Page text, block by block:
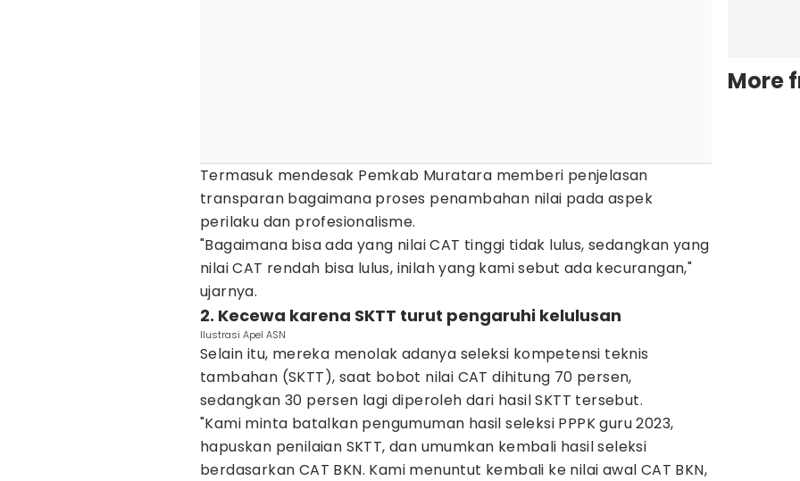
Termasuk mendesak Pemkab Muratara memberi penjelasan
transparan bagaimana proses penambahan nilai pada aspek
perilaku dan profesionalisme.
"Bagaimana bisa ada yang nilai CAT tinggi tidak lulus, sedangkan yang
nilai CAT rendah bisa lulus, inilah yang kami sebut ada kecurangan,"
ujarnya.
2. Kecewa karena SKTT turut pengaruhi kelulusan
Ilustrasi Apel ASN
Selain itu, mereka menolak adanya seleksi kompetensi teknis
tambahan (SKTT), saat bobot nilai CAT dihitung 70 persen,
sedangkan 30 persen lagi diperoleh dari hasil SKTT tersebut.
"Kami minta batalkan pengumuman hasil seleksi PPPK guru 2023,
hapuskan penilaian SKTT, dan umumkan kembali hasil seleksi
berdasarkan CAT BKN. Kami menuntut kembali ke nilai awal CAT BKN,
More